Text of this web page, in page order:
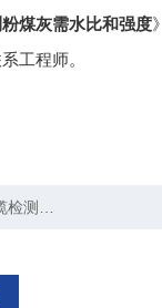
煤灰需水比和强度
工程师。
检为您保障安全